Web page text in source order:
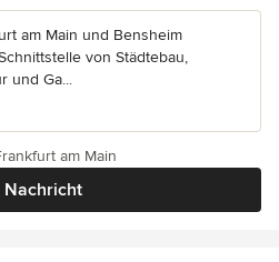
am Main und Bensheim
von Städtebau,
und Ga...
Nachricht
am Main